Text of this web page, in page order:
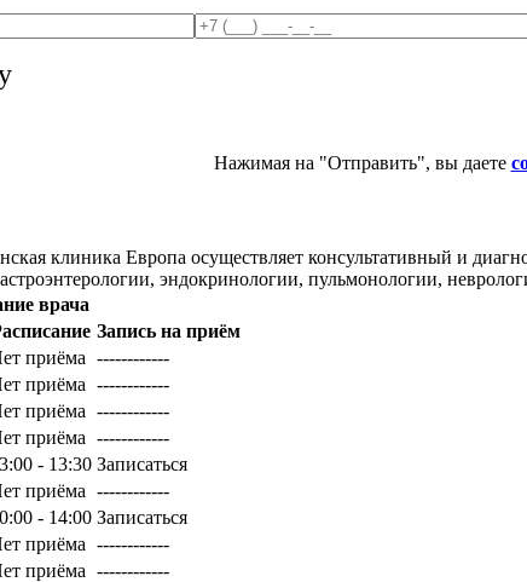
Нажимая на "Отправить", вы даете
клиника Европа осуществляет консультативный и
эндокринологии, пульмонологии,
врача
Запись на приём
приёма ------------
приёма ------------
приёма ------------
приёма ------------
- 13:30 Записаться
приёма ------------
- 14:00 Записаться
приёма ------------
приёма ------------